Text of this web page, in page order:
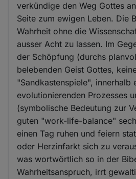
verkündige den Weg Gottes
Seite zum ewigen Leben. Die
Wahrheit ohne die
ausser Acht zu lassen. Im
der Schöpfung (durchs
belebenden Geist Gottes,
"Sandkastenspiele", innerhalb
evolutionierenden Prozesses
(symbolische Bedeutung zur
guten "work-life-balance"
einen Tag ruhen und feiern
oder Herzinfarkt sich zu
was wortwörtlich so in der
Wahrheitsanspruch, irrt